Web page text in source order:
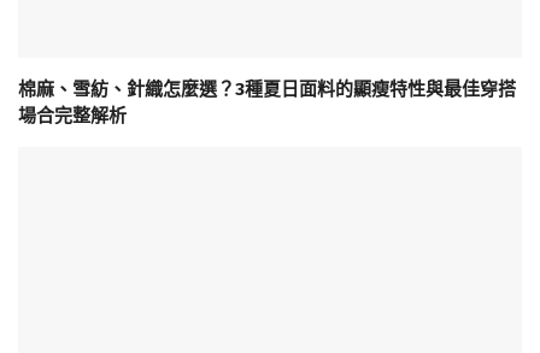
棉麻、雪紡、針織怎麼選？3種夏日面料的顯瘦特性與最佳穿搭
場合完整解析